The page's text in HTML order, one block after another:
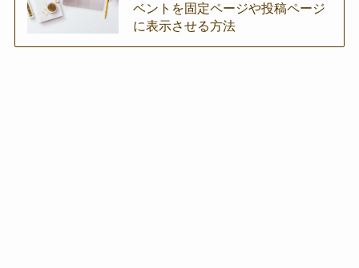
ベントを固定ページや投稿ページ
に表示させる方法